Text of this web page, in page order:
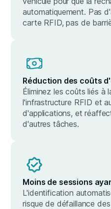
automatiquement. Pas
carte RFID, pas de
Réduction des coûts
Éliminez les coûts liés à
l'infrastructure RFID et
d'applications, et
d'autres tâches.
Moins de sessions
L'identification
risque de défaillance